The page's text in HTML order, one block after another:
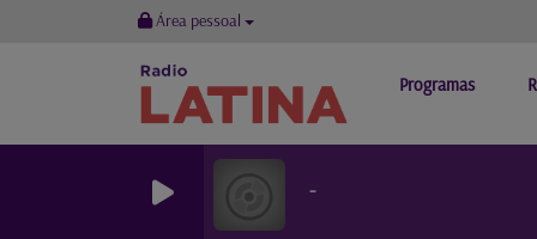
Área pessoal
Programas
-